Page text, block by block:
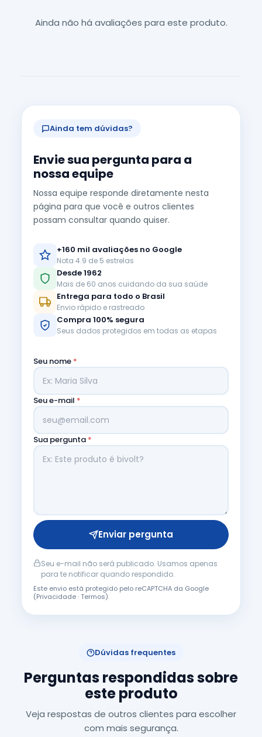
Ainda não há avaliações para este produto.
Ainda tem dúvidas?
Envie sua pergunta para a
nossa equipe
Nossa equipe responde diretamente nesta
página para que você e outros clientes
possam consultar quando quiser.
+160 mil avaliações no Google
Nota 4.9 de 5 estrelas
Desde 1962
Mais de 60 anos cuidando da sua saúde
Entrega para todo o Brasil
Envio rápido e rastreado
Compra 100% segura
Seus dados protegidos em todas as etapas
Seu nome *
Seu e-mail *
Sua pergunta *
Enviar pergunta
Seu e-mail não será publicado. Usamos apenas
para te notificar quando respondido.
Este envio está protegido pelo reCAPTCHA da Google
(Privacidade·Termos).
Dúvidas frequentes
Perguntas respondidas sobre
este produto
Veja respostas de outros clientes para escolher
com mais segurança.